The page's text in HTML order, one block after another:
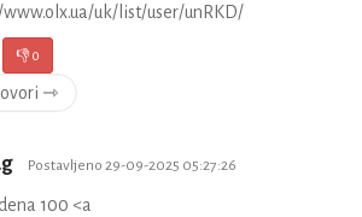
uk/list/user/unRKD/
👎0
⇾
Postavljeno 29-09-2025 05:27:26
100 <a